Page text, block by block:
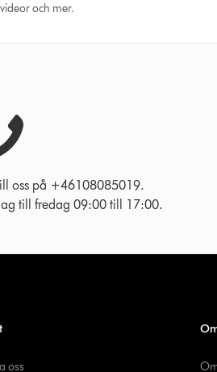
och mer.
oss på +46108085019.
till fredag 09:00 till 17:00.
oss